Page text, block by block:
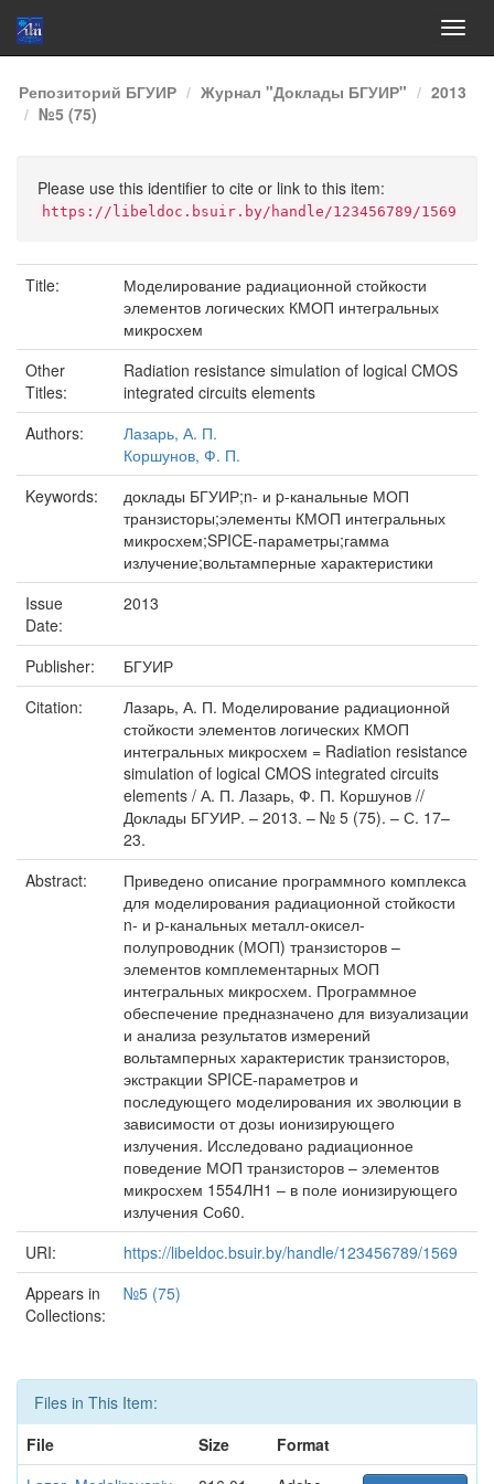
Skip
navigation
Репозиторий БГУИР Журнал "Доклады БГУИР"
2013
№5 (75)
Please use this identifier to cite or link to this item:
https://libeldoc.bsuir.by/handle/123456789/1569
Title:
Моделирование радиационной стойкости
элементов логических КМОП интегральных
микросхем
Other
Titles:
Radiation resistance simulation of logical CMOS
integrated circuits elements
Authors:
Лазарь, А. П.
Коршунов, Ф. П.
Keywords:
доклады БГУИР;n- и p-канальные МОП
транзисторы;элементы КМОП интегральных
микросхем;SPICE-параметры;гамма
излучение;вольтамперные характеристики
Issue
Date:
2013
Publisher:
БГУИР
Citation:
Лазарь, А. П. Моделирование радиационной
стойкости элементов логических КМОП
интегральных микросхем = Radiation resistance
simulation of logical CMOS integrated circuits
elements / А. П. Лазарь, Ф. П. Коршунов //
Доклады БГУИР. – 2013. – № 5 (75). – С. 17–
23.
Abstract:
Приведено описание программного комплекса
для моделирования радиационной стойкости
n- и p-канальных металл-окисел-
полупроводник (МОП) транзисторов –
элементов комплементарных МОП
интегральных микросхем. Программное
обеспечение предназначено для визуализации
и анализа результатов измерений
вольтамперных характеристик транзисторов,
экстракции SPICE-параметров и
последующего моделирования их эволюции в
зависимости от дозы ионизирующего
излучения. Исследовано радиационное
поведение МОП транзисторов – элементов
микросхем 1554ЛН1 – в поле ионизирующего
излучения Со60.
URI:
https://libeldoc.bsuir.by/handle/123456789/1569
Appears in
Collections:
№5 (75)
Files in This Item:
File
Size
Format